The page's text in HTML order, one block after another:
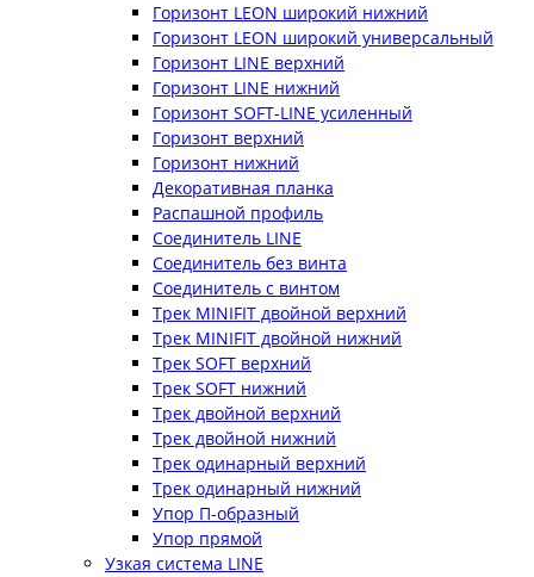
Горизонт LEON широкий нижний
Горизонт LEON широкий универсальный
Горизонт LINE верхний
Горизонт LINE нижний
Горизонт SOFT-LINE усиленный
Горизонт верхний
Горизонт нижний
Декоративная планка
Распашной профиль
Соединитель LINE
Соединитель без винта
Соединитель с винтом
Трек MINIFIT двойной верхний
Трек MINIFIT двойной нижний
Трек SOFT верхний
Трек SOFT нижний
Трек двойной верхний
Трек двойной нижний
Трек одинарный верхний
Трек одинарный нижний
Упор П-образный
Упор прямой
Узкая система LINE